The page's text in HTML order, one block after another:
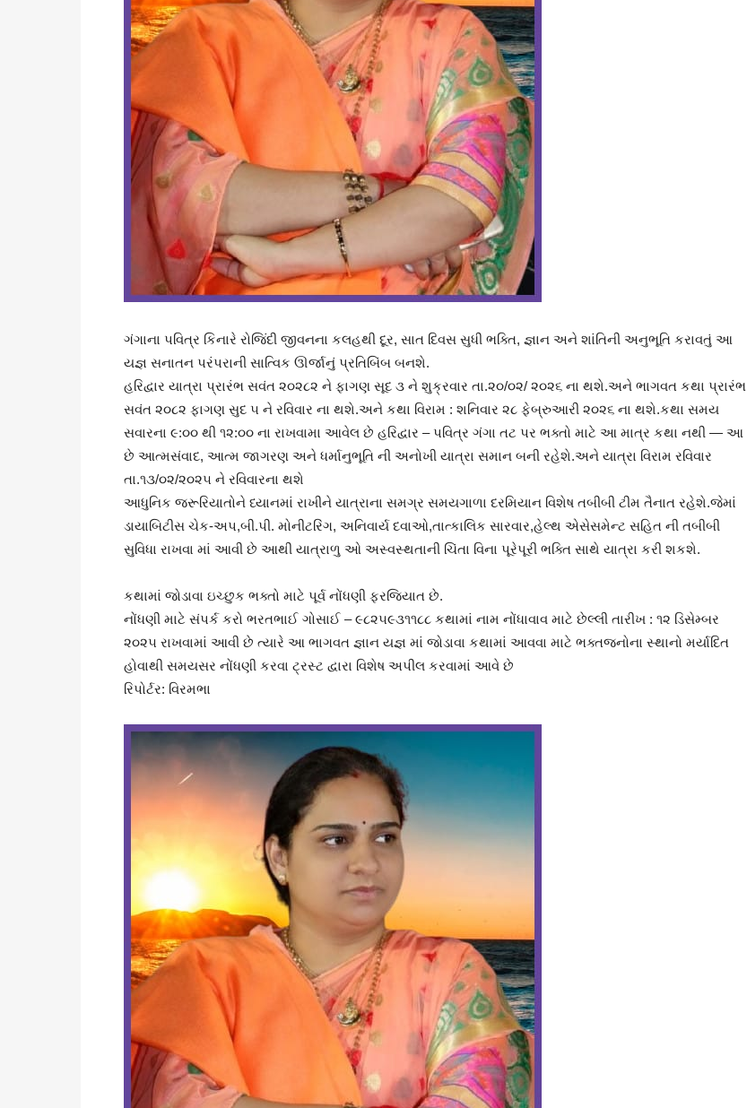
ગંગાના પવિત્ર કિનારે રોજિંદી જીવનના કલહથી દૂર, સાત દિવસ સુધી ભક્તિ, જ્ઞાન અને શાંતિની અનુભૂતિ કરાવતું આ
યજ્ઞ સનાતન પરંપરાની સાત્વિક ઊર્જાનું પ્રતિબિંબ બનશે.
હરિદ્વાર યાત્રા પ્રારંભ સવંત ૨૦૨૮૨ ને ફાગણ સૂદ ૩ ને શુક્રવાર તા.૨૦/૦૨/ ૨૦૨૬ ના થશે.અને ભાગવત કથા પ્રારંભ
સવંત ૨૦૮૨ ફાગણ સુદ ૫ ને રવિવાર ના થશે.અને કથા વિરામ : શનિવાર ૨૮ ફેબ્રુઆરી ૨૦૨૬ ના થશે.કથા સમય
સવારના ૯:૦૦ થી ૧૨:૦૦ ના રાખવામા આવેલ છે હરિદ્વાર – પવિત્ર ગંગા તટ પર ભક્તો માટે આ માત્ર કથા નથી — આ
છે આત્મસંવાદ, આત્મ જાગરણ અને ધર્માનુભૂતિ ની અનોખી યાત્રા સમાન બની રહેશે.અને યાત્રા વિરામ રવિવાર
તા.૧૩/૦૨/૨૦૨૫ ને રવિવારના થશે
આધુનિક જરૂરિયાતોને ધ્યાનમાં રાખીને યાત્રાના સમગ્ર સમયગાળા દરમિયાન વિશેષ તબીબી ટીમ તૈનાત રહેશે.જેમાં
ડાયાબિટીસ ચેક-અપ,બી.પી. મોનીટરિંગ, અનિવાર્ય દવાઓ,તાત્કાલિક સારવાર,હેલ્થ એસેસમેન્ટ સહિત ની તબીબી
સુવિધા રાખવા માં આવી છે આથી યાત્રાળુ ઓ અસ્વસ્થતાની ચિંતા વિના પૂરેપૂરી ભક્તિ સાથે યાત્રા કરી શકશે.
કથામાં જોડાવા ઇચ્છુક ભક્તો માટે પૂર્વ નોંધણી ફરજિયાત છે.
નોંધણી માટે સંપર્ક કરો ભરતભાઈ ગોસાઈ – ૯૮૨૫૯૩૧૧૮૮ કથામાં નામ નોંધાવાવ માટે છેલ્લી તારીખ : ૧૨ ડિસેમ્બર
૨૦૨૫ રાખવામાં આવી છે ત્યારે આ ભાગવત જ્ઞાન યજ્ઞ માં જોડાવા કથામાં આવવા માટે ભક્તજનોના સ્થાનો મર્યાદિત
હોવાથી સમયસર નોંધણી કરવા ટ્રસ્ટ દ્વારા વિશેષ અપીલ કરવામાં આવે છે
રિપોર્ટર: વિરમભા